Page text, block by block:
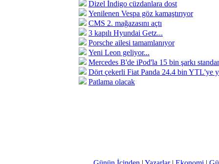
Dizel İndigo cüzdanlara dost
Yenilenen Vespa göz kamaştırıyor
CMS 2. mağazasını açtı
3 kapılı Hyundai Getz...
Porsche ailesi tamamlanıyor
Yeni Leon geliyor...
Mercedes B'de iPod'la 15 bin şarkı
Dört çekerli Fiat Panda 24.4 bin YTL'ye
Patlama olacak